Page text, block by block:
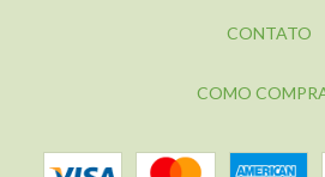
CONTATO
COMO